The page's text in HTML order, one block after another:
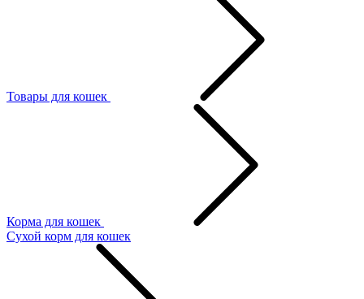
Товары для кошек
Корма для кошек
Сухой корм для кошек